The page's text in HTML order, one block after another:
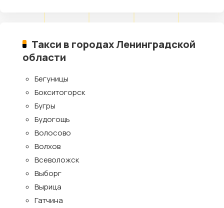
Такси в городах Ленинградской
области
Бегуницы
Бокситогорск
Бугры
Будогощь
Волосово
Волхов
Всеволожск
Выборг
Вырица
Гатчина